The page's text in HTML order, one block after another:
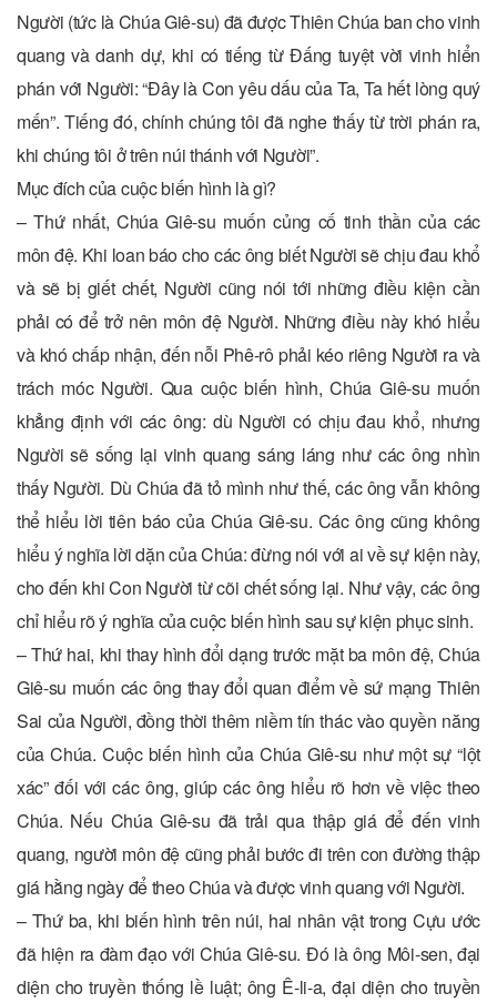
Người (tức là Chúa Giê-su) đã được Thiên Chúa ban cho vinh
quang và danh dự, khi có tiếng từ Đấng tuyệt vời vinh hiển
phán với Người: “Đây là Con yêu dấu của Ta, Ta hết lòng quý
mến”. Tiếng đó, chính chúng tôi đã nghe thấy từ trời phán ra,
khi chúng tôi ở trên núi thánh với Người”.
Mục đích của cuộc biến hình là gì?
– Thứ nhất, Chúa Giê-su muốn củng cố tinh thần của các
môn đệ. Khi loan báo cho các ông biết Người sẽ chịu đau khổ
và sẽ bị giết chết, Người cũng nói tới những điều kiện cần
phải có để trở nên môn đệ Người. Những điều này khó hiểu
và khó chấp nhận, đến nỗi Phê-rô phải kéo riêng Người ra và
trách móc Người. Qua cuộc biến hình, Chúa Giê-su muốn
khẳng định với các ông: dù Người có chịu đau khổ, nhưng
Người sẽ sống lại vinh quang sáng láng như các ông nhìn
thấy Người. Dù Chúa đã tỏ mình như thế, các ông vẫn không
thể hiểu lời tiên báo của Chúa Giê-su. Các ông cũng không
hiểu ý nghĩa lời dặn của Chúa: đừng nói với ai về sự kiện này,
cho đến khi Con Người từ cõi chết sống lại. Như vậy, các ông
chỉ hiểu rõ ý nghĩa của cuộc biến hình sau sự kiện phục sinh.
– Thứ hai, khi thay hình đổi dạng trước mặt ba môn đệ, Chúa
Giê-su muốn các ông thay đổi quan điểm về sứ mạng Thiên
Sai của Người, đồng thời thêm niềm tín thác vào quyền năng
của Chúa. Cuộc biến hình của Chúa Giê-su như một sự “lột
xác” đối với các ông, giúp các ông hiểu rõ hơn về việc theo
Chúa. Nếu Chúa Giê-su đã trải qua thập giá để đến vinh
quang, người môn đệ cũng phải bước đi trên con đường thập
giá hằng ngày để theo Chúa và được vinh quang với Người.
– Thứ ba, khi biến hình trên núi, hai nhân vật trong Cựu ước
đã hiện ra đàm đạo với Chúa Giê-su. Đó là ông Môi-sen, đại
diện cho truyền thống lề luật; ông Ê-li-a, đại diện cho truyền